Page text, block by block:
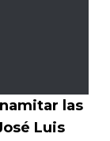
las
Luis